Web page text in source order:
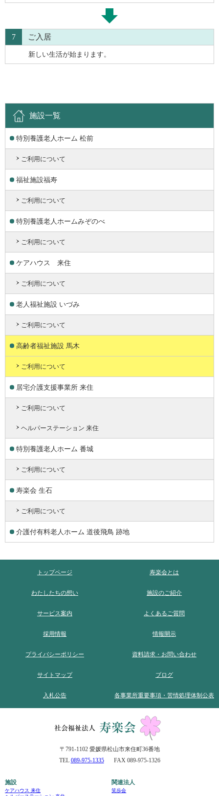
7 ご入居
新しい生活が始まります。
施設一覧
特別養護老人ホーム 松前
ご利用について
福祉施設福寿
ご利用について
特別養護老人ホームみぞのべ
ご利用について
ケアハウス 来住
ご利用について
老人福祉施設 いづみ
ご利用について
高齢者福祉施設 馬木
ご利用について
居宅介護支援事業所 来住
ご利用について
ヘルパーステーション 来住
特別養護老人ホーム 番城
ご利用について
寿楽会 生石
ご利用について
介護付有料老人ホーム 道後飛鳥 跡地
トップページ 寿楽会とは
わたしたちの想い 施設のご紹介
サービス案内 よくあるご質問
採用情報 情報開示
プライバシーポリシー 資料請求・お問い合わせ
サイトマップ ブログ
入札公告 各事業所重要事項・苦情処理体制公表
〒791-1102 愛媛県松山市来住町36番地
TEL 089-975-1335 FAX 089-975-1326
施設
ケアハウス 来住
関連法人
笑歩会